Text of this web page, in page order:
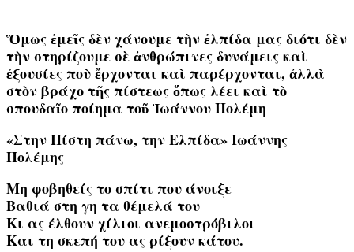
Ὅμως ἐμεῖς δὲν χάνουμε τὴν ἐλπίδα μας διότι δὲν
τὴν στηρίζουμε σὲ ἀνθρώπινες δυνάμεις καὶ
ἐξουσίες ποὺ ἔρχονται καὶ παρέρχονται, ἀλλὰ
στὸν βράχο τῆς πίστεως ὅπως λέει καὶ τὸ
σπουδαῖο ποίημα τοῦ Ἰωάννου Πολέμη
«Στην Πίστη πάνω, την Ελπίδα» Ιωάννης
Πολέμης
Μη φοβηθείς το σπίτι που άνοιξε
Βαθιά στη γη τα θέμελά του
Κι ας έλθουν χίλιοι ανεμοστρόβιλοι
Και τη σκεπή του ας ρίξουν κάτου.